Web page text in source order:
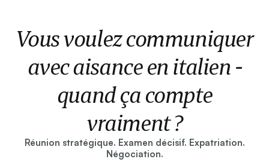
Vous voulez communiquer
avec aisance en italien -
quand ça compte
vraiment ?
Réunion stratégique. Examen décisif. Expatriation.
Négociation.